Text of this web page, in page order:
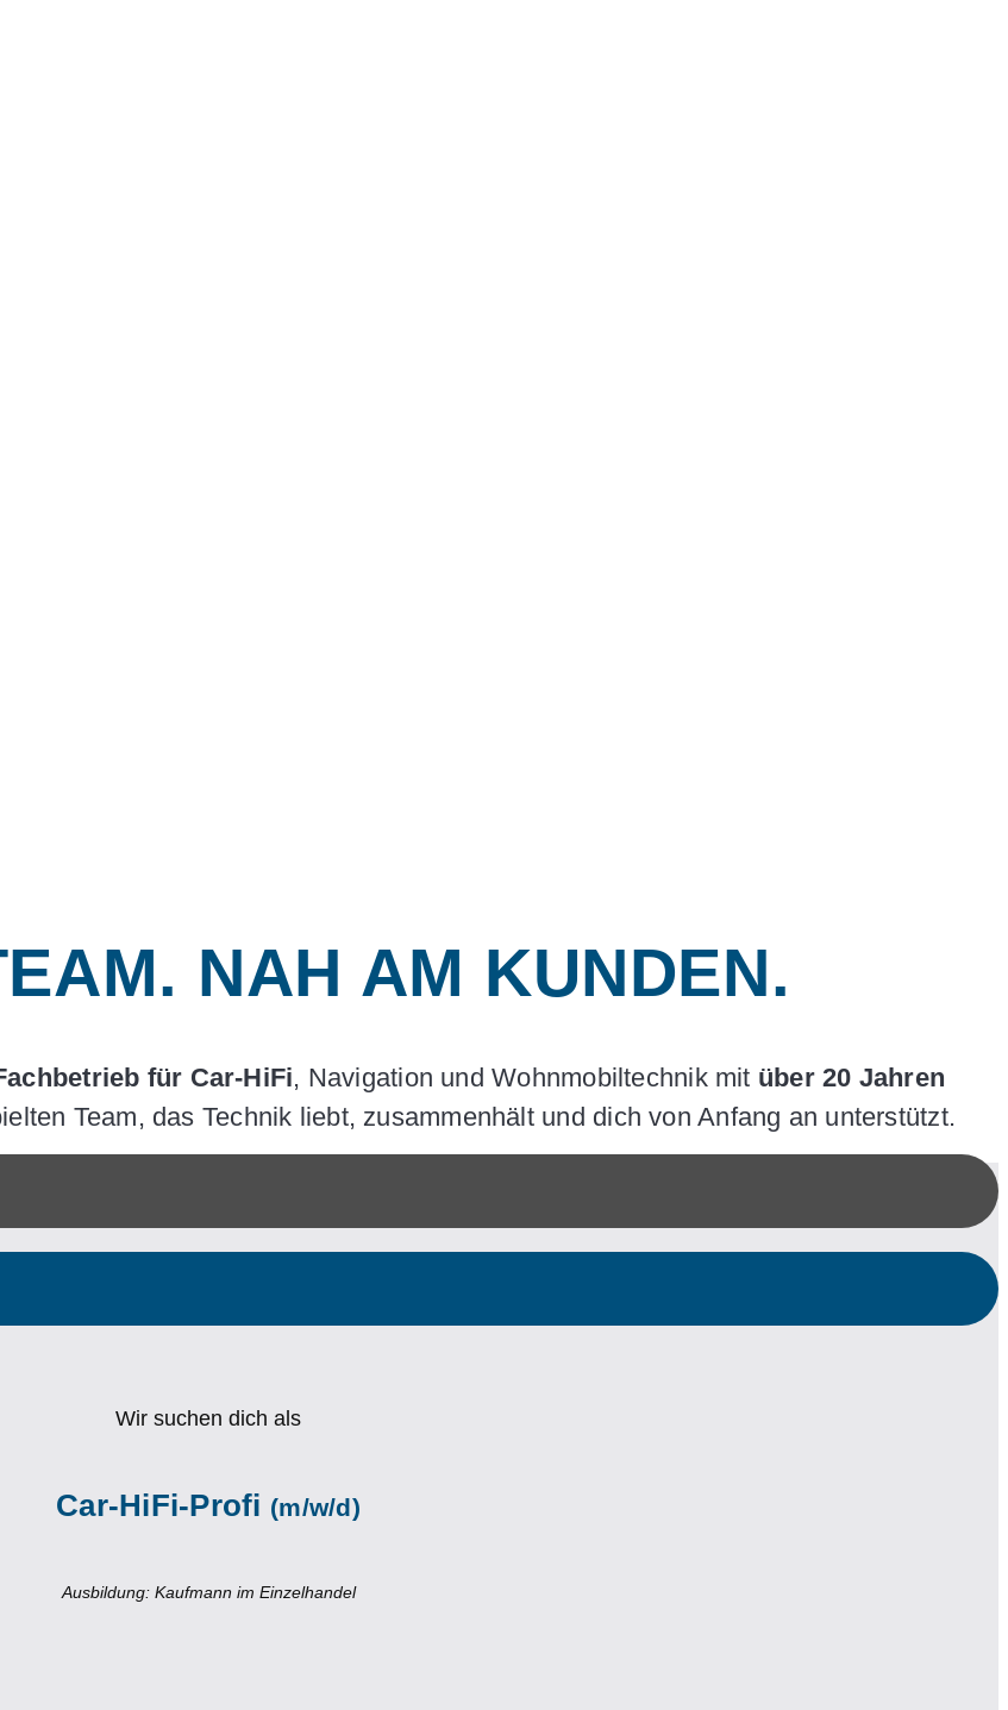
NAH AM KUNDEN.
für Car-HiFi, Navigation und Wohnmobiltechnik mit über 20 Jahren
Team, das Technik liebt, zusammenhält und dich von Anfang an unterstützt.
Wir suchen dich als
Car-HiFi-Profi (m/w/d)
Ausbildung: Kaufmann im Einzelhandel